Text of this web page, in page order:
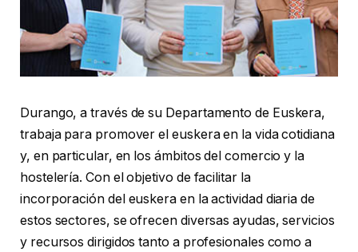
Durango, a través de su Departamento de Euskera,
trabaja para promover el euskera en la vida cotidiana
y, en particular, en los ámbitos del comercio y la
hostelería. Con el objetivo de facilitar la
incorporación del euskera en la actividad diaria de
estos sectores, se ofrecen diversas ayudas, servicios
y recursos dirigidos tanto a profesionales como a